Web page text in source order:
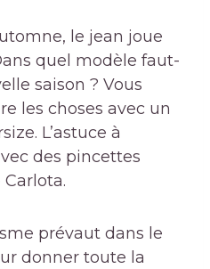
le jean joue
quel modèle faut-
saison ? Vous
les choses avec un
L’astuce à
des pincettes
prévaut dans le
donner toute la